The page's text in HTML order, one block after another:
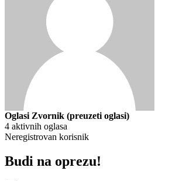
Oglasi Zvornik (preuzeti oglasi)
4 aktivnih oglasa
Neregistrovan korisnik
Budi na oprezu!